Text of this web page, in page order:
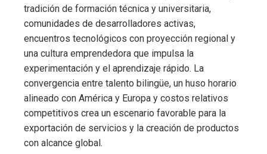
tradición de formación técnica y universitaria,
comunidades de desarrolladores activas,
encuentros tecnológicos con proyección regional y
una cultura emprendedora que impulsa la
experimentación y el aprendizaje rápido. La
convergencia entre talento bilingüe, un huso horario
alineado con América y Europa y costos relativos
competitivos crea un escenario favorable para la
exportación de servicios y la creación de productos
con alcance global.